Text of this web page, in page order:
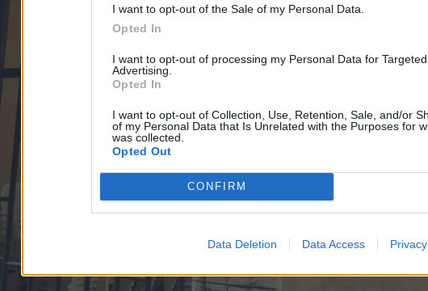
I want to opt-out of the Sale of my Personal Data.
Opted In
I want to opt-out of processing my Personal Data for Targeted
Advertising.
Opted In
I want to opt-out of Collection, Use, Retention, Sale, and/or
of my Personal Data that Is Unrelated with the Purposes for
was collected.
Opted Out
CONFIRM
Data Deletion Data Access